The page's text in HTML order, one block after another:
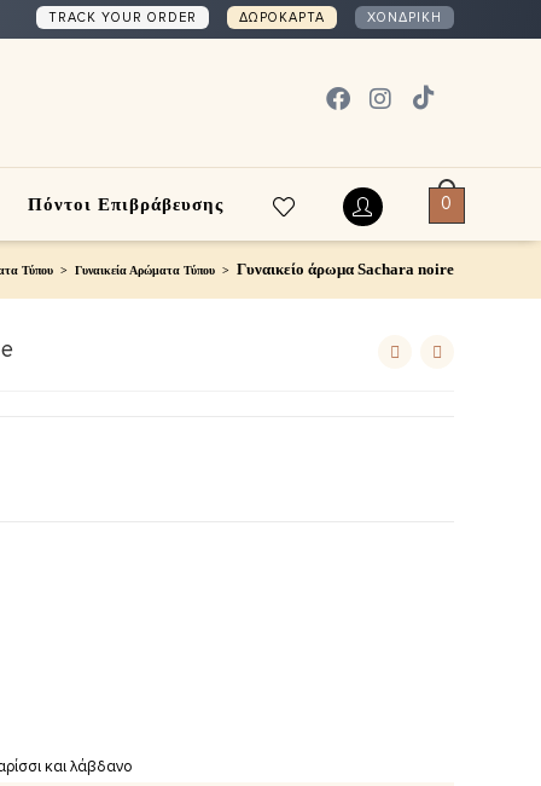
TRACK YOUR ORDER ΔΩΡΟΚΑΡΤΑ ΧΟΝΔΡΙΚΗ
Πόντοι Επιβράβευσης 0
Τύπου > Γυναικεία Αρώματα Τύπου > Γυναικείο άρωμα Sachara noire
και λάβδανο